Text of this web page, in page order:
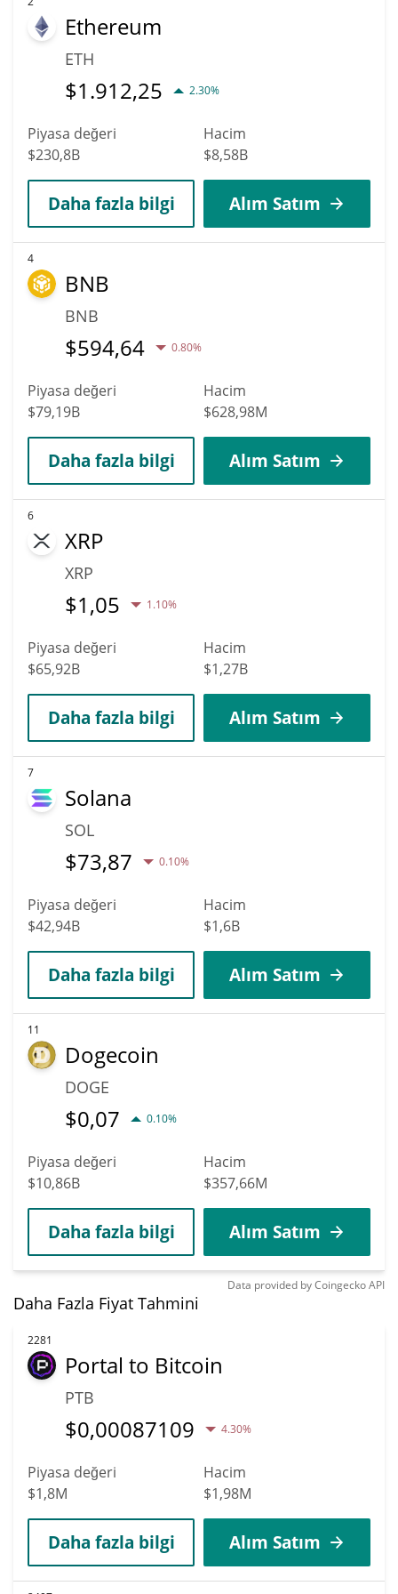
Ethereum
ETH
$1.912,25 2.30%
Piyasa değeri
$230,8B
Hacim
$8,58B
Daha fazla bilgi Alım Satım
4
BNB
BNB
$594,64 0.80%
Piyasa değeri
$79,19B
Hacim
$628,98M
Daha fazla bilgi Alım Satım
6
XRP
XRP
$1,05 1.10%
Piyasa değeri
$65,92B
Hacim
$1,27B
Daha fazla bilgi Alım Satım
7
Solana
SOL
$73,87 0.10%
Piyasa değeri
$42,94B
Hacim
$1,6B
Daha fazla bilgi Alım Satım
11
Dogecoin
DOGE
$0,07 0.10%
Piyasa değeri
$10,86B
Hacim
$357,66M
Daha fazla bilgi Alım Satım
Data provided byCoingeckoAPI
Daha Fazla Fiyat Tahmini
2281
Portal to Bitcoin
PTB
$0,00087109 4.30%
Piyasa değeri
$1,8M
Hacim
$1,98M
Daha fazla bilgi Alım Satım